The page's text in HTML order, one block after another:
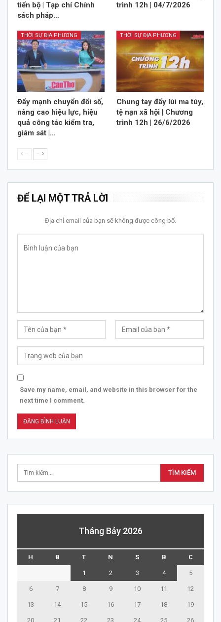
tiến bộ | Tạp chí Chính
sách pháp…
trình 12h | 04/7/2026
THỜI SỰ ĐỊA PHƯƠNG
Đẩy mạnh chuyển đổi số,
nâng cao hiệu lực, hiệu
quả công tác kiểm tra,
giám sát |…
THỜI SỰ ĐỊA PHƯƠNG
Chung tay đẩy lùi ma túy,
tệ nạn xã hội | Chương
trình 12h | 26/6/2026
-- --
ĐỂ LẠI MỘT TRẢ LỜI
Địa chỉ email của bạn sẽ không được công bố.
Save my name, email, and website in this browser for the
next time I comment.
Tháng Bảy 2026
H B T N S B C
1 2 3 4 5
6 7 8 9 10 11 12
13 14 15 16 17 18 19
20 21 22 23 24 25 26